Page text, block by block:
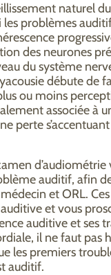
naturel
les problèmes
des neurones
du système
débute de
ou moins
associée à
perte
auditif, afin
et ORL.
et vous
auditive et ses
il ne faut pas
les premiers
auditif.